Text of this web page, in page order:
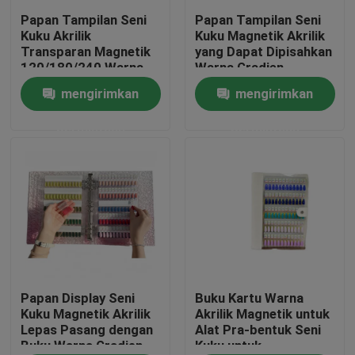
Tentang kami
Tur Pabrik
Berita
Minta Kutipan
Cap Ujung Plastik
Tutup Botol Plastik
Papan Tampilan Seni
Kuku Akrilik
Transparan Magnetik
120/180/240 Warna
Buku Alat Plastik
untuk Ujung Kuku
Terbuat dari Gel
mengirimkan
Papan Tampilan Seni
Kuku Magnetik Akrilik
yang Dapat Dipisahkan
Warna Gradien
120/180/240 Nuansa
untuk Alat Plastik Gel
Kuku Pasokan Kuku
mengirimkan
Papan Display Seni
Kuku Magnetik Akrilik
Lepas Pasang dengan
Buku Warna Gradien
Buku Kartu Warna
Akrilik Magnetik untuk
Alat Pra-bentuk Seni
Kuku untuk